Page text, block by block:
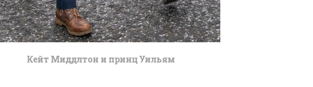
Кейт Миддлтон и принц Уильям